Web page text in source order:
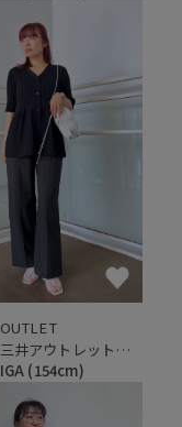
OUTLET
三井アウトレットパーク 入間
IGA (154cm)